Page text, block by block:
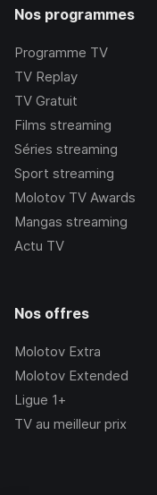
Nos programmes
Programme TV
TV Replay
TV Gratuit
Films streaming
Séries streaming
Sport streaming
Molotov TV Awards
Mangas streaming
Actu TV
Nos offres
Molotov Extra
Molotov Extended
Ligue 1+
TV au meilleur prix